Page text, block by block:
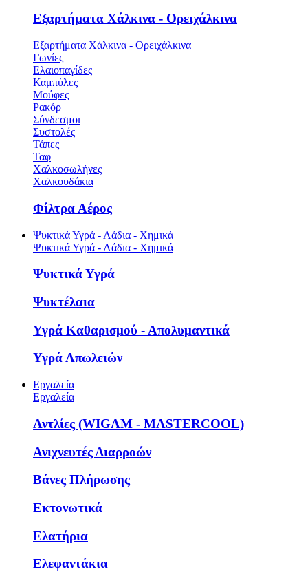
Εξαρτήματα Χάλκινα - Ορειχάλκινα
Εξαρτήματα Χάλκινα - Ορειχάλκινα
Γωνίες
Ελαιοπαγίδες
Καμπύλες
Μούφες
Ρακόρ
Σύνδεσμοι
Συστολές
Τάπες
Ταφ
Χαλκοσωλήνες
Χαλκουδάκια
Φίλτρα Αέρος
Ψυκτικά Υγρά - Λάδια - Χημικά
Ψυκτικά Υγρά - Λάδια - Χημικά
Ψυκτικά Υγρά
Ψυκτέλαια
Υγρά Καθαρισμού - Απολυμαντικά
Υγρά Απωλειών
Εργαλεία
Εργαλεία
Αντλίες (WIGAM - MASTERCOOL)
Ανιχνευτές Διαρροών
Βάνες Πλήρωσης
Εκτονωτικά
Ελατήρια
Ελεφαντάκια